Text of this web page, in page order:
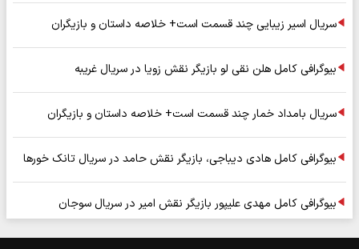
سریال اسیر زیبایی چند قسمت است+ خلاصه داستان و بازیگران
بیوگرافی کامل هلن نقی لو بازیگر نقش زویا در سریال غریبه
سریال بامداد خمار چند قسمت است+ خلاصه داستان و بازیگران
بیوگرافی کامل هادی دیباجی، بازیگر نقش حامد در سریال تانک خورها
بیوگرافی کامل مهدی علیپور بازیگر نقش امیر در سریال سوجان